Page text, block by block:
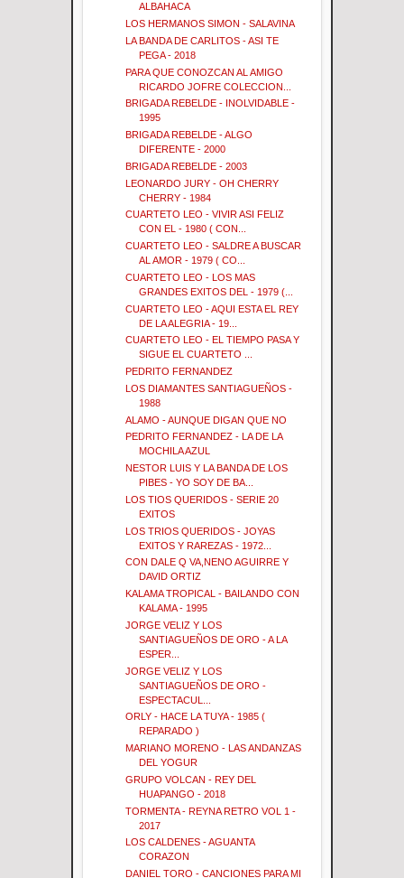
ALBAHACA
LOS HERMANOS SIMON - SALAVINA
LA BANDA DE CARLITOS - ASI TE
PEGA - 2018
PARA QUE CONOZCAN AL AMIGO
RICARDO JOFRE COLECCION...
BRIGADA REBELDE - INOLVIDABLE -
1995
BRIGADA REBELDE - ALGO
DIFERENTE - 2000
BRIGADA REBELDE - 2003
LEONARDO JURY - OH CHERRY
CHERRY - 1984
CUARTETO LEO - VIVIR ASI FELIZ
CON EL - 1980 ( CON...
CUARTETO LEO - SALDRE A BUSCAR
AL AMOR - 1979 ( CO...
CUARTETO LEO - LOS MAS
GRANDES EXITOS DEL - 1979 (...
CUARTETO LEO - AQUI ESTA EL REY
DE LA ALEGRIA - 19...
CUARTETO LEO - EL TIEMPO PASA Y
SIGUE EL CUARTETO ...
PEDRITO FERNANDEZ
LOS DIAMANTES SANTIAGUEÑOS -
1988
ALAMO - AUNQUE DIGAN QUE NO
PEDRITO FERNANDEZ - LA DE LA
MOCHILA AZUL
NESTOR LUIS Y LA BANDA DE LOS
PIBES - YO SOY DE BA...
LOS TIOS QUERIDOS - SERIE 20
EXITOS
LOS TRIOS QUERIDOS - JOYAS
EXITOS Y RAREZAS - 1972...
CON DALE Q VA,NENO AGUIRRE Y
DAVID ORTIZ
KALAMA TROPICAL - BAILANDO CON
KALAMA - 1995
JORGE VELIZ Y LOS
SANTIAGUEÑOS DE ORO - A LA
ESPER...
JORGE VELIZ Y LOS
SANTIAGUEÑOS DE ORO -
ESPECTACUL...
ORLY - HACE LA TUYA - 1985 (
REPARADO )
MARIANO MORENO - LAS ANDANZAS
DEL YOGUR
GRUPO VOLCAN - REY DEL
HUAPANGO - 2018
TORMENTA - REYNA RETRO VOL 1 -
2017
LOS CALDENES - AGUANTA
CORAZON
DANIEL TORO - CANCIONES PARA MI